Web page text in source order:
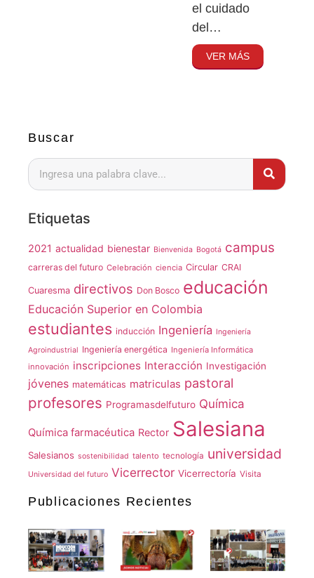
Buscar
Etiquetas
2021 actualidad bienestar Bienvenida Bogotá campus
carreras del futuro Celebración ciencia Circular CRAI
Cuaresma directivos Don Bosco educación
Educación Superior en Colombia
estudiantes inducción Ingeniería Ingeniería
Agroindustrial Ingeniería energética Ingeniería Informática
innovación inscripciones Interacción Investigación
jóvenes matemáticas matriculas pastoral
profesores Programasdelfuturo Química
Química farmacéutica Rector Salesiana
Salesianos sostenibilidad talento tecnología universidad
Universidad del futuro Vicerrector Vicerrectoría Visita
Publicaciones Recientes
el cuidado
del…
VER MÁS